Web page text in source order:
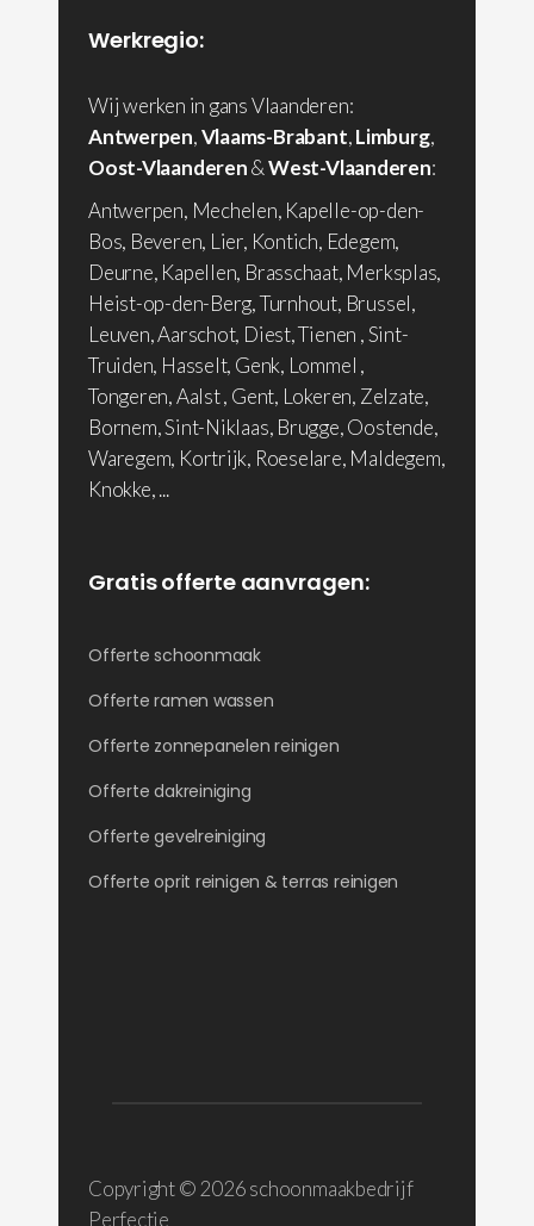
Werkregio:
Wij werken in gans Vlaanderen:
Antwerpen,Vlaams-Brabant,Limburg,
Oost-Vlaanderen&West-Vlaanderen:
Antwerpen, Mechelen, Kapelle-op-den-
Bos, Beveren, Lier, Kontich, Edegem,
Deurne, Kapellen, Brasschaat, Merksplas,
Heist-op-den-Berg, Turnhout, Brussel,
Leuven, Aarschot, Diest, Tienen , Sint-
Truiden, Hasselt, Genk, Lommel ,
Tongeren, Aalst , Gent, Lokeren, Zelzate,
Bornem, Sint-Niklaas, Brugge, Oostende,
Waregem, Kortrijk, Roeselare, Maldegem,
Knokke, ...
Gratis offerte aanvragen:
Offerte schoonmaak
Offerte ramen wassen
Offerte zonnepanelen reinigen
Offerte dakreiniging
Offerte gevelreiniging
Offerte oprit reinigen & terras reinigen
Copyright © 2026 schoonmaakbedrijf
Perfectie